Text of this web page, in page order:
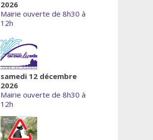
2026
Mairie ouverte de 8h30 à
12h
samedi 12 décembre
2026
Mairie ouverte de 8h30 à
12h